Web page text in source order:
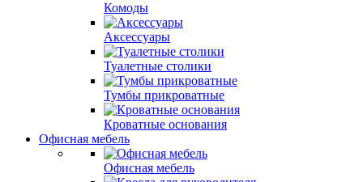
Комоды
Аксессуары
Туалетные столики
Тумбы прикроватные
Кроватные основания
Офисная мебель
Офисная мебель